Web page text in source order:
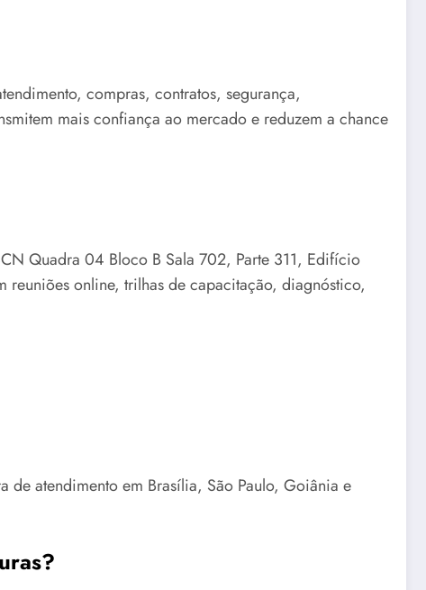
compras, contratos, segurança,
mais confiança ao mercado e reduzem a chance
Quadra 04 Bloco B Sala 702, Parte 311, Edifício
online, trilhas de capacitação, diagnóstico,
de atendimento em Brasília, São Paulo, Goiânia e